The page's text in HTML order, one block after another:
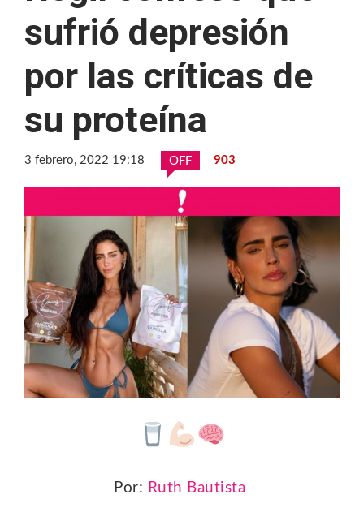
sufrió depresión
por las críticas de
su proteína
3 febrero, 2022 19:18 OFF 903
Por: Ruth Bautista